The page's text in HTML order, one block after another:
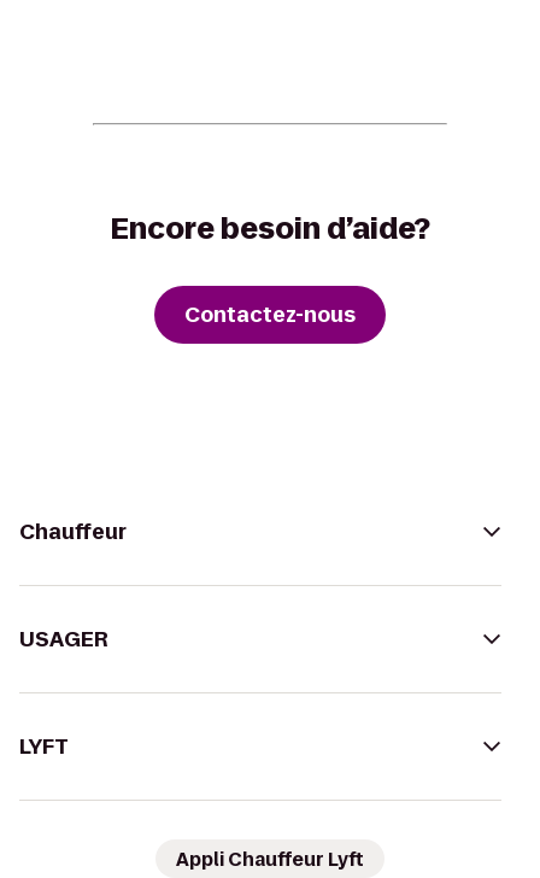
Encore besoin d’aide?
Contactez-nous
Chauffeur
USAGER
LYFT
Appli Chauffeur Lyft